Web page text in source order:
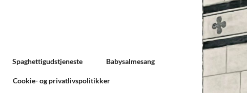
Spaghettigudstjeneste Babysalmesang
Cookie- og privatlivspolitikker